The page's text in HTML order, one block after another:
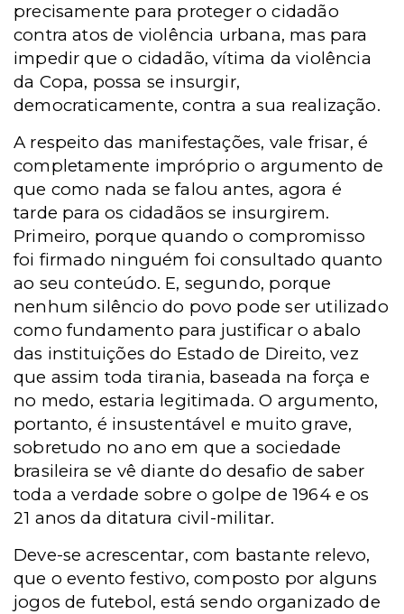
precisamente para proteger o cidadão
contra atos de violência urbana, mas para
impedir que o cidadão, vítima da violência
da Copa, possa se insurgir,
democraticamente, contra a sua realização.
A respeito das manifestações, vale frisar, é
completamente impróprio o argumento de
que como nada se falou antes, agora é
tarde para os cidadãos se insurgirem.
Primeiro, porque quando o compromisso
foi firmado ninguém foi consultado quanto
ao seu conteúdo. E, segundo, porque
nenhum silêncio do povo pode ser utilizado
como fundamento para justificar o abalo
das instituições do Estado de Direito, vez
que assim toda tirania, baseada na força e
no medo, estaria legitimada. O argumento,
portanto, é insustentável e muito grave,
sobretudo no ano em que a sociedade
brasileira se vê diante do desafio de saber
toda a verdade sobre o golpe de 1964 e os
21 anos da ditatura civil-militar.
Deve-se acrescentar, com bastante relevo,
que o evento festivo, composto por alguns
jogos de futebol, está sendo organizado de